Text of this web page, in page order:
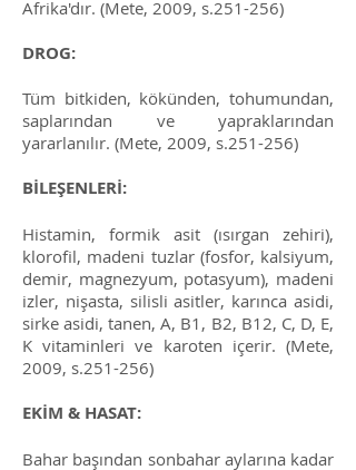
Afrika'dır. (Mete, 2009, s.251-256)
DROG:
Tüm bitkiden, kökünden, tohumundan,
saplarından ve yapraklarından
yararlanılır. (Mete, 2009, s.251-256)
BİLEŞENLERİ:
Histamin, formik asit (ısırgan zehiri),
klorofil, madeni tuzlar (fosfor, kalsiyum,
demir, magnezyum, potasyum), madeni
izler, nişasta, silisli asitler, karınca asidi,
sirke asidi, tanen, A, B1, B2, B12, C, D, E,
K vitaminleri ve karoten içerir. (Mete,
2009, s.251-256)
EKİM & HASAT:
Bahar başından sonbahar aylarına kadar